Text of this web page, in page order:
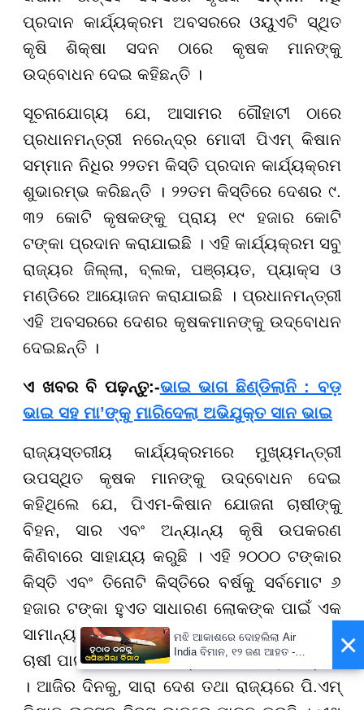
ପ୍ରଦାନ କାର୍ଯ୍ୟକ୍ରମ ଅବସରରେ ଓୟୁଏଟି ସ୍ଥିତ
କୃଷି ଶିକ୍ଷା ସଦନ ଠାରେ କୃଷକ ମାନଙ୍କୁ
ଉଦ୍ବୋଧନ ଦେଇ କହିଛନ୍ତି ।
ସୂଚନାଯୋଗ୍ୟ ଯେ, ଆସାମର ଗୌହାଟୀ ଠାରେ
ପ୍ରଧାନମନ୍ତ୍ରୀ ନରେନ୍ଦ୍ର ମୋଦୀ ପିଏମ୍ କିଷାନ
ସମ୍ମାନ ନିଧିର ୨୨ତମ କିସ୍ତି ପ୍ରଦାନ କାର୍ଯ୍ୟକ୍ରମ
ଶୁଭାରମ୍ଭ କରିଛନ୍ତି । ୨୨ତମ କିସ୍ତିରେ ଦେଶର ୯.
୩୨ କୋଟି କୃଷକଙ୍କୁ ପ୍ରାୟ ୧୯ ହଜାର କୋଟି
ଟଙ୍କା ପ୍ରଦାନ କରାଯାଇଛି । ଏହି କାର୍ଯ୍ୟକ୍ରମ ସବୁ
ରାଜ୍ୟର ଜିଲ୍ଲା, ବ୍ଲକ, ପଞ୍ଚାୟତ, ପ୍ୟାକ୍ସ ଓ
ମଣ୍ଡିରେ ଆୟୋଜନ କରାଯାଇଛି । ପ୍ରଧାନମନ୍ତ୍ରୀ
ଏହି ଅବସରରେ ଦେଶର କୃଷକମାନଙ୍କୁ ଉଦ୍ବୋଧନ
ଦେଇଛନ୍ତି ।
ଏ ଖବର ବି ପଢ଼ନ୍ତୁ:-ଭାଇ ଭାଗ ଛିଣ୍ଡିଲାନି : ବଡ଼
ଭାଇ ସହ ମା’ଙ୍କୁ ମାରିଦେଲା ଅଭିଯୁକ୍ତ ସାନ ଭାଇ
ରାଜ୍ୟସ୍ତରୀୟ କାର୍ଯ୍ୟକ୍ରମରେ ମୁଖ୍ୟମନ୍ତ୍ରୀ
ଉପସ୍ଥିତ କୃଷକ ମାନଙ୍କୁ ଉଦ୍ବୋଧନ ଦେଇ
କହିଥିଲେ ଯେ, ପିଏମ-କିଷାନ ଯୋଜନା ଚାଷୀଙ୍କୁ
ବିହନ, ସାର ଏବଂ ଅନ୍ୟାନ୍ୟ କୃଷି ଉପକରଣ
କିଣିବାରେ ସାହାଯ୍ୟ କରୁଛି । ଏହି ୨୦୦୦ ଟଙ୍କାର
କିସ୍ତି ଏବଂ ତିନୋଟି କିସ୍ତିରେ ବର୍ଷକୁ ସର୍ବମୋଟ ୬
ହଜାର ଟଙ୍କା ହୁଏତ ସାଧାରଣ ଲୋକଙ୍କ ପାଇଁ ଏକ
ସାମାନ୍ୟ ଅର୍ଥ ହୋଇପାରେ, କିନ୍ତୁ ଜଣେ କ୍ଷୁଦ୍ର
ଚାଷୀ ପାଇଁ ଏହା ତାର ପରିଶ୍ରମର ଏକ ବଡ଼ ସମ୍ମାନ
। ଆଜିର ଦିନକୁ, ସାରା ଦେଶ ତଥା ରାଜ୍ୟରେ ପି.ଏମ୍
×
ମଝି ଆକାଶରେ ଦୋହଲିଲା Air
India ବିମାନ, ୧୨ ଜଣ ଆହତ -
PrameyaNews7